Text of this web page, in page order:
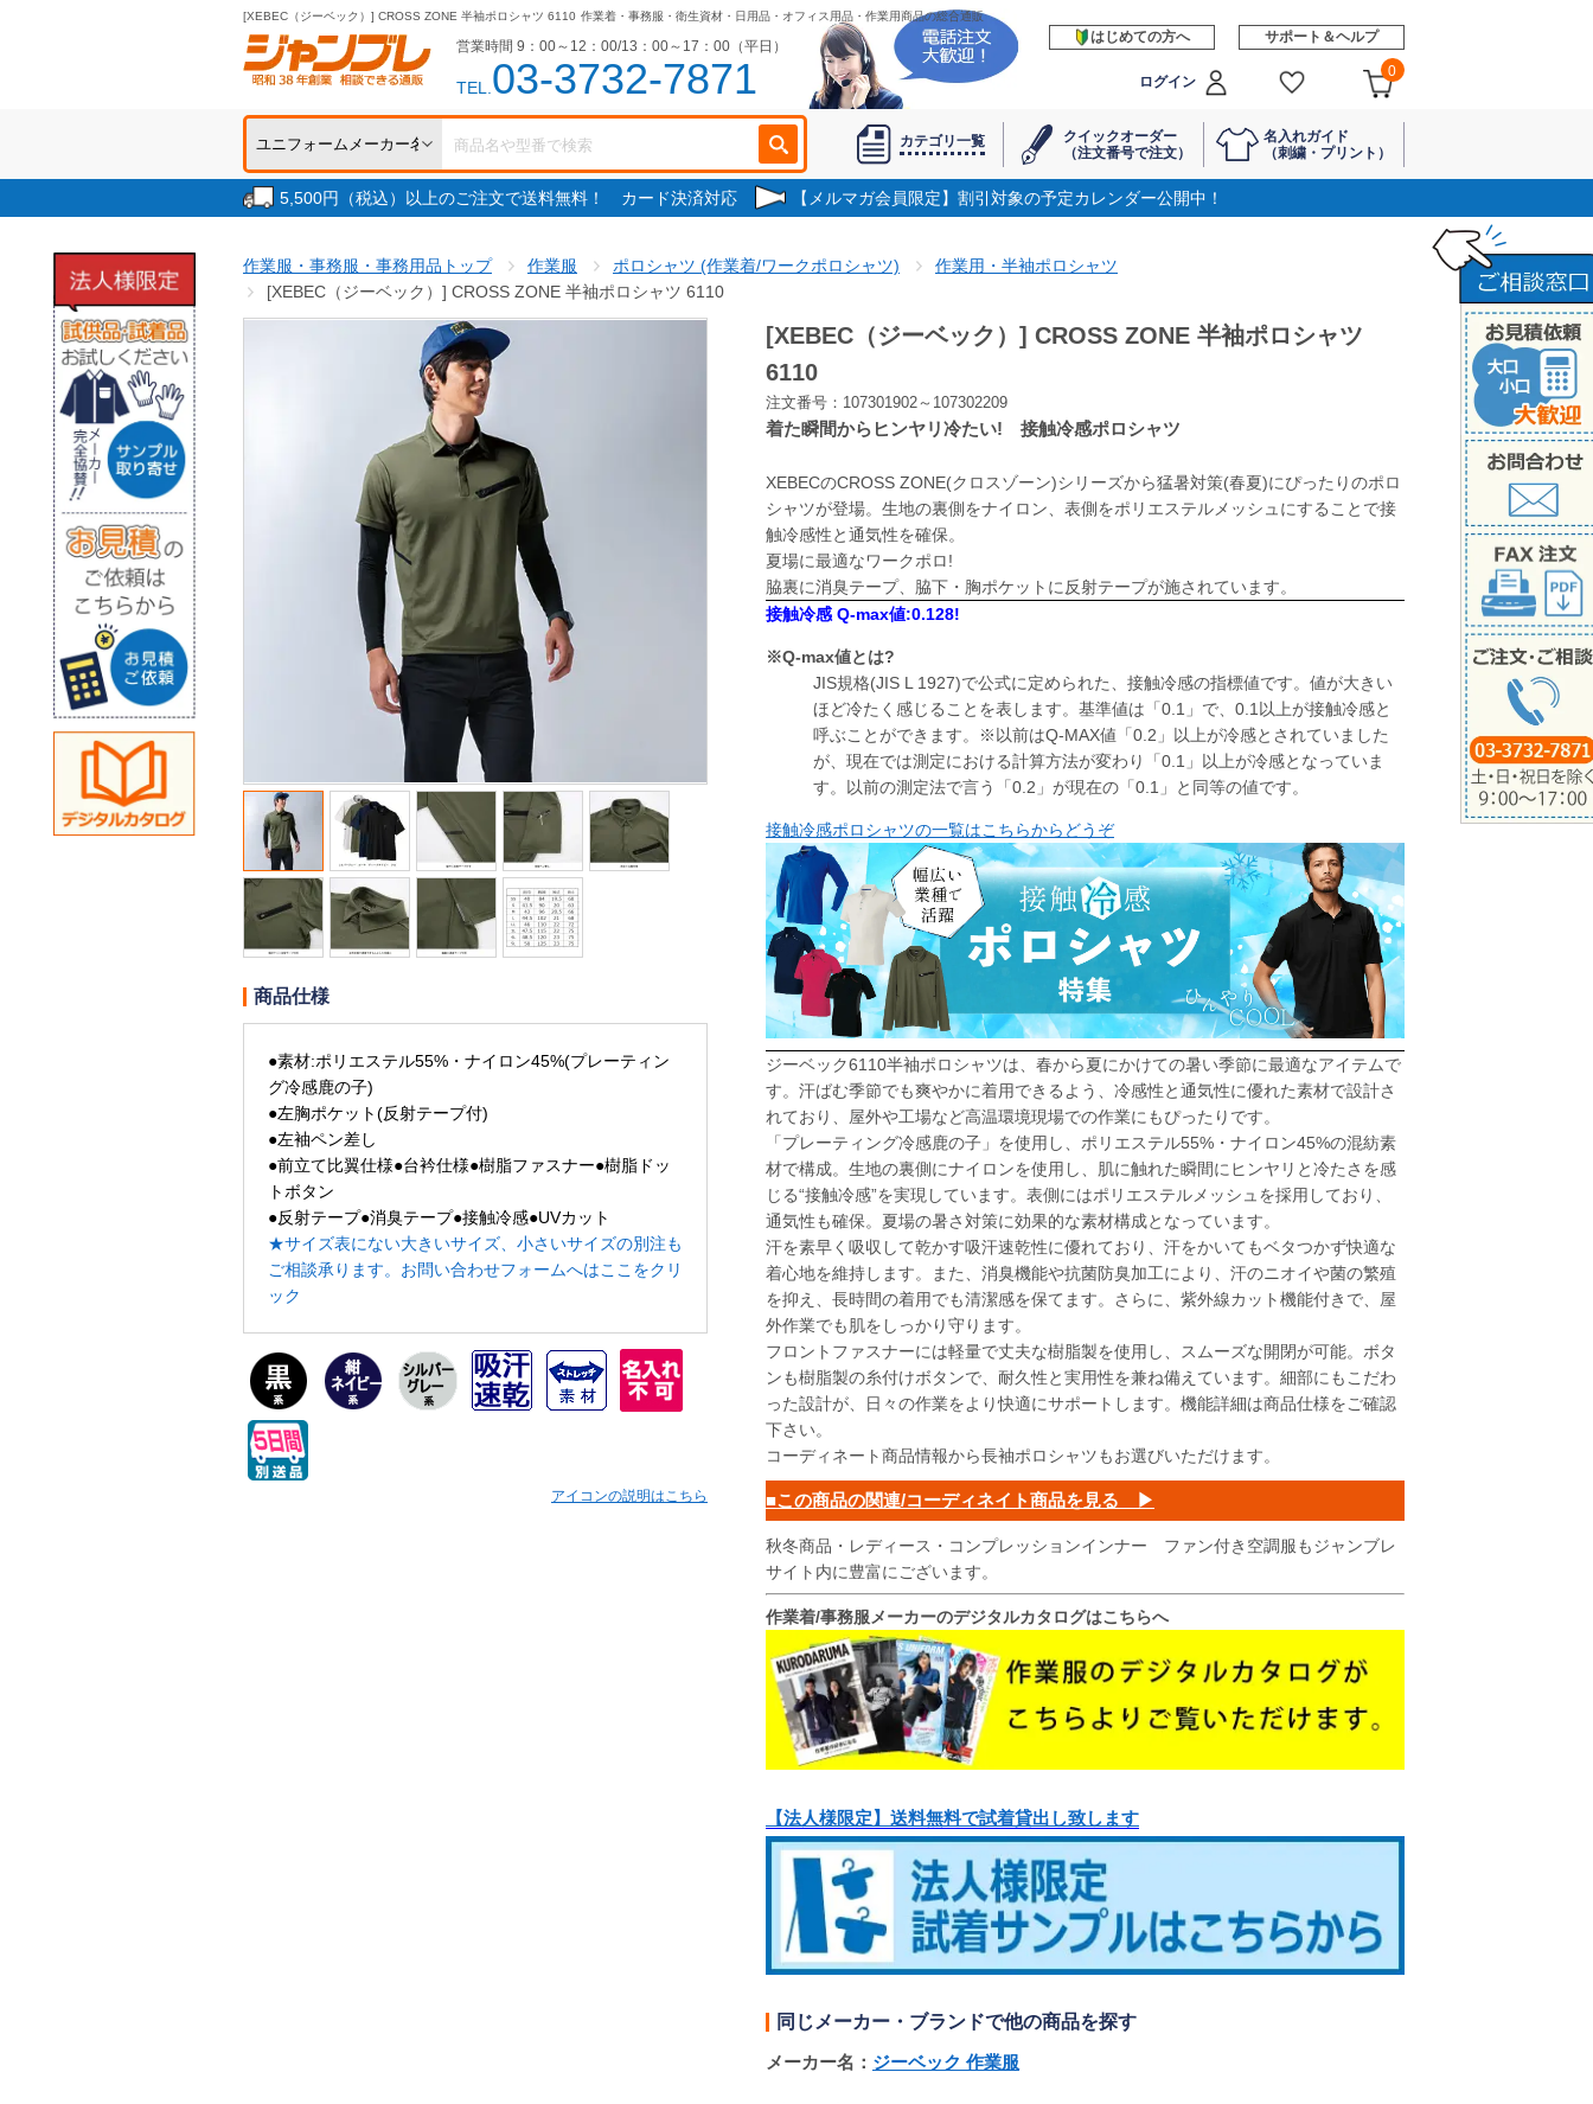
[XEBEC（ジーベック）] CROSS ZONE 半袖ポロシャツ 6110 作業着・事務服・衛生資材・日用品・オフィス用品・作業用商品の総合通販
営業時間 9：00～12：00/13：00～17：00（平日）
TEL.03-3732-7871
はじめての方へ サポート＆ヘルプ
ログイン
0
カテゴリ一覧
クイックオーダー
（注文番号で注文）
名入れガイド
（刺繍・プリント）
5,500円（税込）以上のご注文で送料無料！ カード決済対応 【メルマガ会員限定】割引対象の予定カレンダー公開中！
作業服・事務服・事務用品トップ 作業服 ポロシャツ (作業着/ワークポロシャツ)
作業用・半袖ポロシャツ
[XEBEC（ジーベック）] CROSS ZONE 半袖ポロシャツ 6110
商品仕様
●素材:ポリエステル55%・ナイロン45%(プレーティン
グ冷感鹿の子)
●左胸ポケット(反射テープ付)
●左袖ペン差し
●前立て比翼仕様●台衿仕様●樹脂ファスナー●樹脂ドッ
トボタン
●反射テープ●消臭テープ●接触冷感●UVカット
★サイズ表にない大きいサイズ、小さいサイズの別注も
ご相談承ります。お問い合わせフォームへはここをクリ
ック
アイコンの説明はこちら
[XEBEC（ジーベック）] CROSS ZONE 半袖ポロシャツ
6110
注文番号：107301902～107302209
着た瞬間からヒンヤリ冷たい! 接触冷感ポロシャツ
XEBECのCROSS ZONE(クロスゾーン)シリーズから猛暑対策(春夏)にぴったりのポロ
シャツが登場。生地の裏側をナイロン、表側をポリエステルメッシュにすることで接
触冷感性と通気性を確保。
夏場に最適なワークポロ!
脇裏に消臭テープ、脇下・胸ポケットに反射テープが施されています。
接触冷感 Q-max値:0.128!
※Q-max値とは?
JIS規格(JIS L 1927)で公式に定められた、接触冷感の指標値です。値が大きい
ほど冷たく感じることを表します。基準値は「0.1」で、0.1以上が接触冷感と
呼ぶことができます。※以前はQ-MAX値「0.2」以上が冷感とされていました
が、現在では測定における計算方法が変わり「0.1」以上が冷感となっていま
す。以前の測定法で言う「0.2」が現在の「0.1」と同等の値です。
接触冷感ポロシャツの一覧はこちらからどうぞ
ジーベック6110半袖ポロシャツは、春から夏にかけての暑い季節に最適なアイテムで
す。汗ばむ季節でも爽やかに着用できるよう、冷感性と通気性に優れた素材で設計さ
れており、屋外や工場など高温環境現場での作業にもぴったりです。
「プレーティング冷感鹿の子」を使用し、ポリエステル55%・ナイロン45%の混紡素
材で構成。生地の裏側にナイロンを使用し、肌に触れた瞬間にヒンヤリと冷たさを感
じる“接触冷感”を実現しています。表側にはポリエステルメッシュを採用しており、
通気性も確保。夏場の暑さ対策に効果的な素材構成となっています。
汗を素早く吸収して乾かす吸汗速乾性に優れており、汗をかいてもベタつかず快適な
着心地を維持します。また、消臭機能や抗菌防臭加工により、汗のニオイや菌の繁殖
を抑え、長時間の着用でも清潔感を保てます。さらに、紫外線カット機能付きで、屋
外作業でも肌をしっかり守ります。
フロントファスナーには軽量で丈夫な樹脂製を使用し、スムーズな開閉が可能。ボタ
ンも樹脂製の糸付けボタンで、耐久性と実用性を兼ね備えています。細部にもこだわ
った設計が、日々の作業をより快適にサポートします。機能詳細は商品仕様をご確認
下さい。
コーディネート商品情報から長袖ポロシャツもお選びいただけます。
■この商品の関連/コーディネイト商品を見る ▶
秋冬商品・レディース・コンプレッションインナー ファン付き空調服もジャンブレ
サイト内に豊富にございます。
作業着/事務服メーカーのデジタルカタログはこちらへ
【法人様限定】送料無料で試着貸出し致します
同じメーカー・ブランドで他の商品を探す
メーカー名： ジーベック 作業服